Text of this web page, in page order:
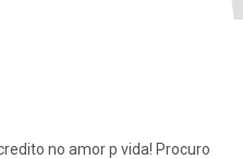
no amor p vida! Procuro